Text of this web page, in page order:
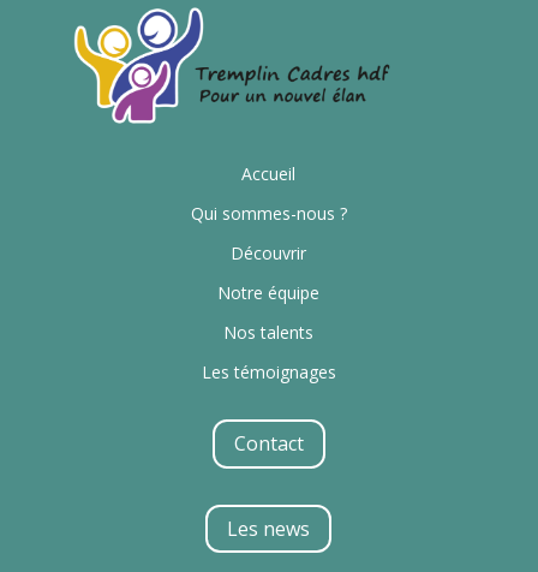
Accueil
Qui sommes-nous ?
Découvrir
Notre équipe
Nos talents
Les témoignages
Contact
Les news